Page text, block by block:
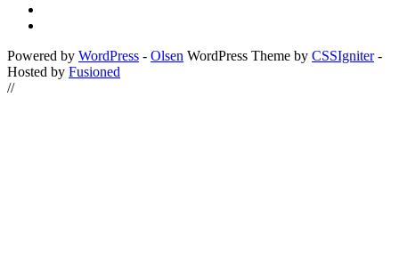
Powered by WordPress - Olsen WordPress Theme by CSSIgniter-
Hosted by Fusioned
//